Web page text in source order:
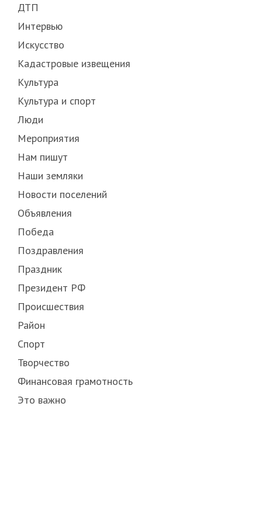
ДТП
Интервью
Искусство
Кадастровые извещения
Культура
Культура и спорт
Люди
Мероприятия
Нам пишут
Наши земляки
Новости поселений
Объявления
Победа
Поздравления
Праздник
Президент РФ
Происшествия
Район
Спорт
Творчество
Финансовая грамотность
Это важно